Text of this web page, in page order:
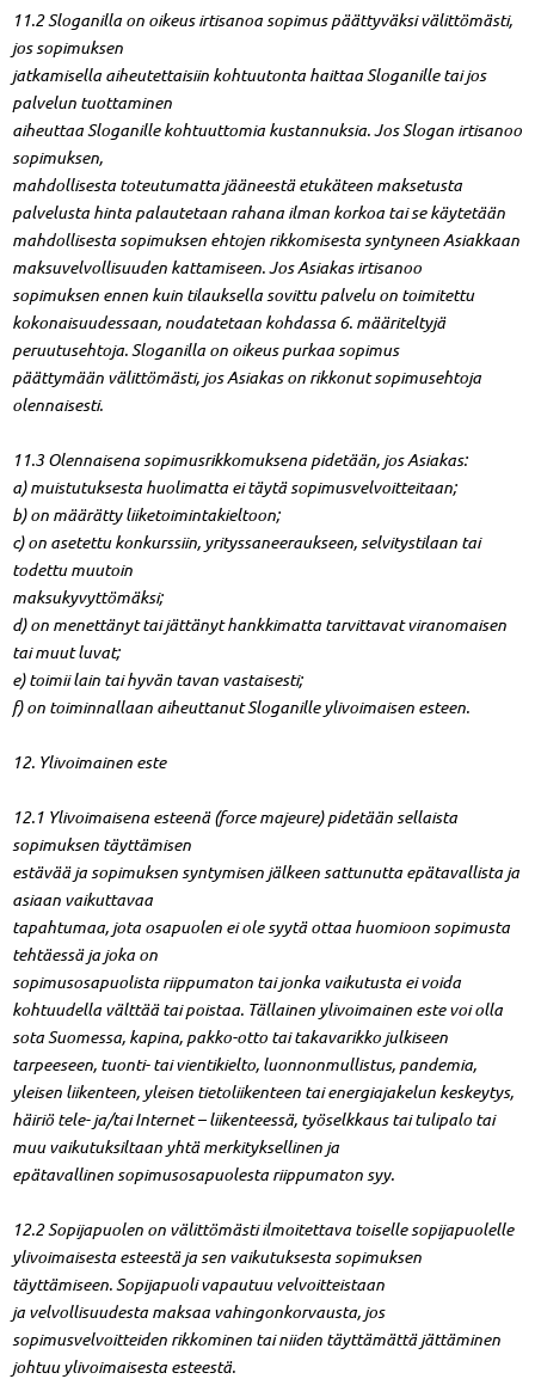
11.2 Sloganilla on oikeus irtisanoa sopimus päättyväksi välittömästi,
jos sopimuksen
jatkamisella aiheutettaisiin kohtuutonta haittaa Sloganille tai jos
palvelun tuottaminen
aiheuttaa Sloganille kohtuuttomia kustannuksia. Jos Slogan irtisanoo
sopimuksen,
mahdollisesta toteutumatta jääneestä etukäteen maksetusta
palvelusta hinta palautetaan rahana ilman korkoa tai se käytetään
mahdollisesta sopimuksen ehtojen rikkomisesta syntyneen Asiakkaan
maksuvelvollisuuden kattamiseen. Jos Asiakas irtisanoo
sopimuksen ennen kuin tilauksella sovittu palvelu on toimitettu
kokonaisuudessaan, noudatetaan kohdassa 6. määriteltyjä
peruutusehtoja. Sloganilla on oikeus purkaa sopimus
päättymään välittömästi, jos Asiakas on rikkonut sopimusehtoja
olennaisesti.
11.3 Olennaisena sopimusrikkomuksena pidetään, jos Asiakas:
a) muistutuksesta huolimatta ei täytä sopimusvelvoitteitaan;
b) on määrätty liiketoimintakieltoon;
c) on asetettu konkurssiin, yrityssaneeraukseen, selvitystilaan tai
todettu muutoin
maksukyvyttömäksi;
d) on menettänyt tai jättänyt hankkimatta tarvittavat viranomaisen
tai muut luvat;
e) toimii lain tai hyvän tavan vastaisesti;
f) on toiminnallaan aiheuttanut Sloganille ylivoimaisen esteen.
12. Ylivoimainen este
12.1 Ylivoimaisena esteenä (force majeure) pidetään sellaista
sopimuksen täyttämisen
estävää ja sopimuksen syntymisen jälkeen sattunutta epätavallista ja
asiaan vaikuttavaa
tapahtumaa, jota osapuolen ei ole syytä ottaa huomioon sopimusta
tehtäessä ja joka on
sopimusosapuolista riippumaton tai jonka vaikutusta ei voida
kohtuudella välttää tai poistaa. Tällainen ylivoimainen este voi olla
sota Suomessa, kapina, pakko-otto tai takavarikko julkiseen
tarpeeseen, tuonti- tai vientikielto, luonnonmullistus, pandemia,
yleisen liikenteen, yleisen tietoliikenteen tai energiajakelun keskeytys,
häiriö tele- ja/tai Internet – liikenteessä, työselkkaus tai tulipalo tai
muu vaikutuksiltaan yhtä merkityksellinen ja
epätavallinen sopimusosapuolesta riippumaton syy.
12.2 Sopijapuolen on välittömästi ilmoitettava toiselle sopijapuolelle
ylivoimaisesta esteestä ja sen vaikutuksesta sopimuksen
täyttämiseen. Sopijapuoli vapautuu velvoitteistaan
ja velvollisuudesta maksaa vahingonkorvausta, jos
sopimusvelvoitteiden rikkominen tai niiden täyttämättä jättäminen
johtuu ylivoimaisesta esteestä.